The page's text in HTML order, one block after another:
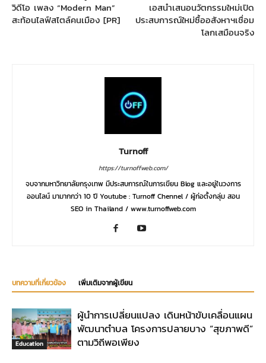
วิดีโอ เพลง “Modern Man”
สะท้อนไลฟ์สไตล์คนเมือง [PR]
เอสนำเสนอนวัตกรรมใหม่เปิด
ประสบการณ์ใหม่ซื้ออสังหาฯเชื่อม
โลกเสมือนจริง
Turnoff
https://turnoffweb.com/
จบจากมหาวิทยาลัยกรุงเทพ มีประสบการณ์ในการเขียน Blog และอยู่ในวงการ
ออนไลน์ มามากกว่า 10 ปี Youtube : Turnoff Chennel / ผู้ก่อตั้งกลุ่ม สอน
SEO in Thailand / www.turnoffweb.com
บทความที่เกี่ยวข้อง เพิ่มเติมจากผู้เขียน
Education
ผู้นำการเปลี่ยนแปลง เดินหน้าขับเคลื่อนแผน
พัฒนาตำบล โครงการปลายบาง “สุขภาพดี”
ตามวิถีพอเพียง